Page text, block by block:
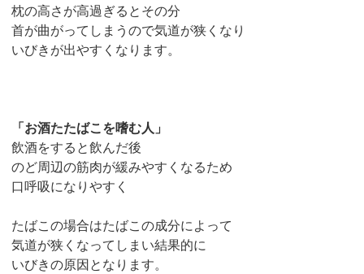
枕の高さが高過ぎるとその分
首が曲がってしまうので気道が狭くなり
いびきが出やすくなります。
「お酒たたばこを嗜む人」
飲酒をすると飲んだ後
のど周辺の筋肉が緩みやすくなるため
口呼吸になりやすく
たばこの場合はたばこの成分によって
気道が狭くなってしまい結果的に
いびきの原因となります。